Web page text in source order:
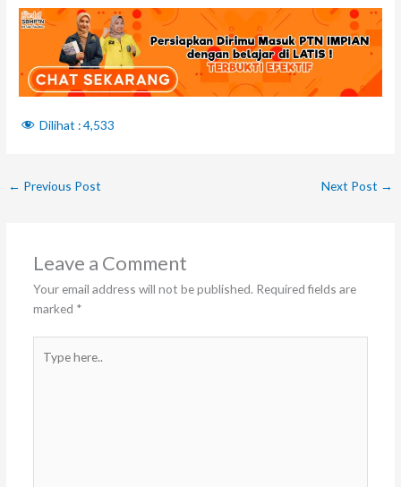
Dilihat :4,533
← Previous Post Next Post →
Leave a Comment
Your email address will not be published. Required fields are
marked *
here..